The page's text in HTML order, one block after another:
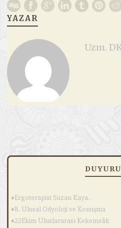
YAZAR
Uzm.
♦Ergoterapist Suzan Kaya..
♦8. Ulusal Odyoloji ve Konuşma
♦22Ekim Uluslararası Kekemelik